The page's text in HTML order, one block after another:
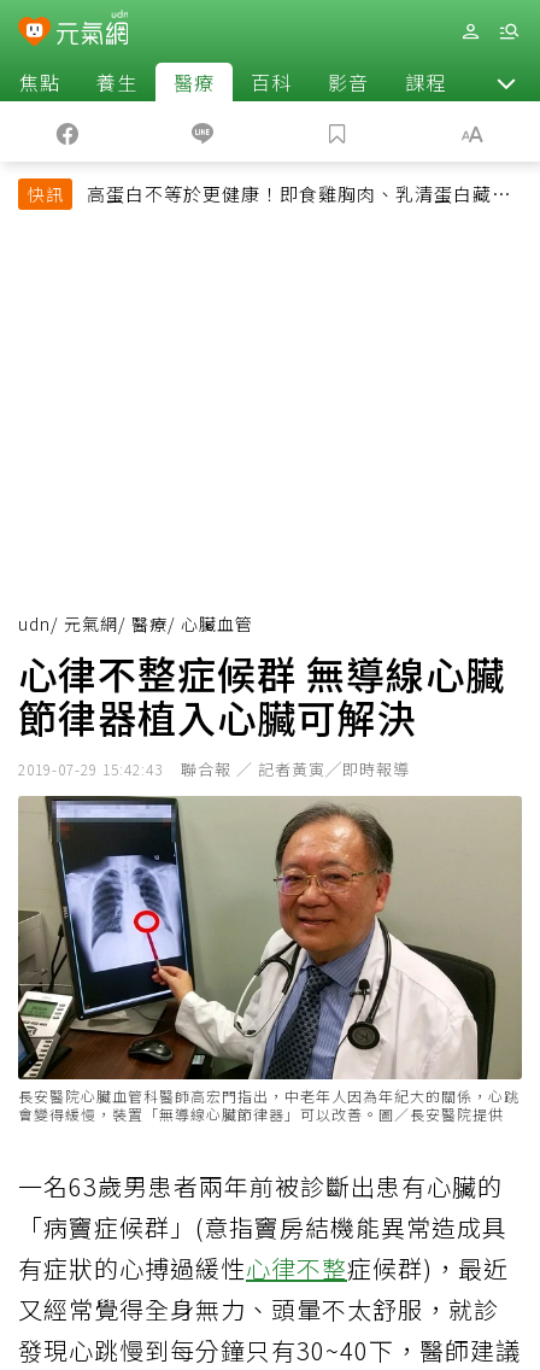
焦點 養生 醫療 百科 影音 課程 退休
快訊
高蛋白不等於更健康！即食雞胸肉、乳清蛋白藏陷
udn/ 元氣網/ 醫療/ 心臟血管
心律不整症候群 無導線心臟
節律器植入心臟可解決
2019-07-29 15:42:43 聯合報 ／ 記者黃寅╱即時報導
長安醫院心臟血管科醫師高宏門指出，中老年人因為年紀大的關係，心跳
會變得緩慢，裝置「無導線心臟節律器」可以改善。圖／長安醫院提供
一名63歲男患者兩年前被診斷出患有心臟的
「病竇症候群」(意指竇房結機能異常造成具
有症狀的心搏過緩性心律不整症候群)，最近
又經常覺得全身無力、頭暈不太舒服，就診
發現心跳慢到每分鐘只有30~40下，醫師建議